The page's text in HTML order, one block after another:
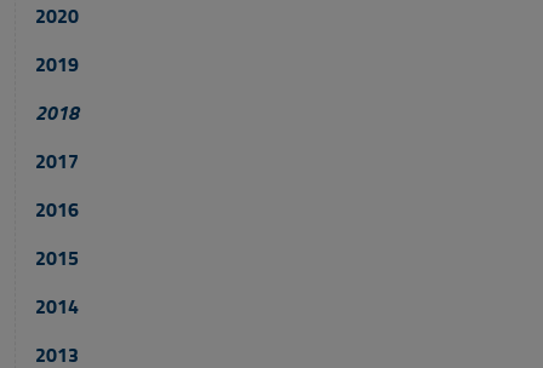
2020
2019
2018
2017
2016
2015
2014
2013